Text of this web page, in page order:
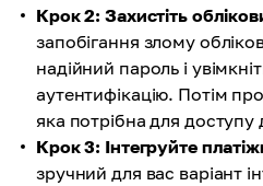
Крок 2: Захистіть
запобігання злому
надійний пароль і
аутентифікацію. Потім
яка потрібна для доступу
Крок 3: Інтегруйте
зручний для вас варіант